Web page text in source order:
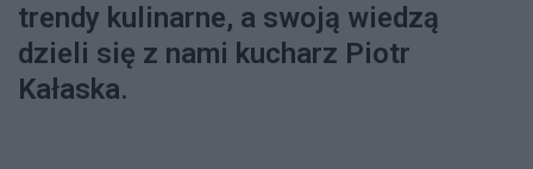
trendy kulinarne, a swoją wiedzą
dzieli się z nami kucharz Piotr
Kałaska.